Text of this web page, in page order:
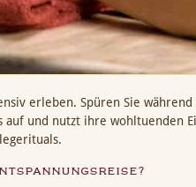
erleben. Spüren Sie
und nutzt ihre wohltuenden